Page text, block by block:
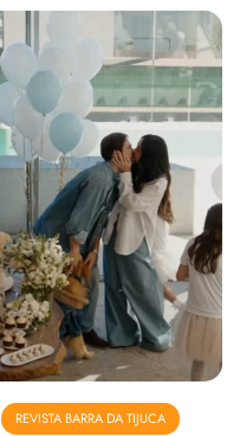
REVISTA BARRA DA TIJUCA